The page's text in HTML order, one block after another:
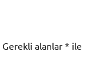
Gerekli alanlar * ile